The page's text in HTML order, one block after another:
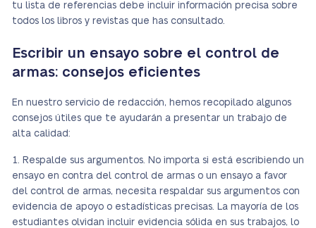
tu lista de referencias debe incluir información precisa sobre
todos los libros y revistas que has consultado.
Escribir un ensayo sobre el control de
armas: consejos eficientes
En nuestro servicio de redacción, hemos recopilado algunos
consejos útiles que te ayudarán a presentar un trabajo de
alta calidad:
Respalde sus argumentos. No importa si está escribiendo un
ensayo en contra del control de armas o un ensayo a favor
del control de armas, necesita respaldar sus argumentos con
evidencia de apoyo o estadísticas precisas. La mayoría de los
estudiantes olvidan incluir evidencia sólida en sus trabajos, lo